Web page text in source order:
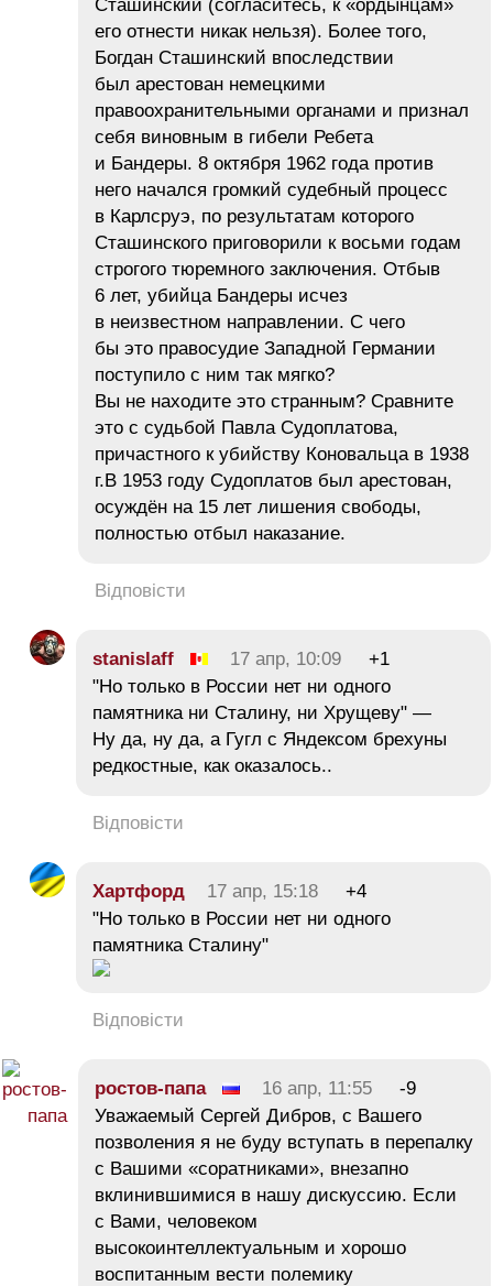
Сташинский (согласитесь, к «ордынцам»
его отнести никак нельзя). Более того,
Богдан Сташинский впоследствии
был арестован немецкими
правоохранительными органами и признал
себя виновным в гибели Ребета
и Бандеры. 8 октября 1962 года против
него начался громкий судебный процесс
в Карлсруэ, по результатам которого
Сташинского приговорили к восьми годам
строгого тюремного заключения. Отбыв
6 лет, убийца Бандеры исчез
в неизвестном направлении. С чего
бы это правосудие Западной Германии
поступило с ним так мягко?
Вы не находите это странным? Сравните
это с судьбой Павла Судоплатова,
причастного к убийству Коновальца в 1938
г.В 1953 году Судоплатов был арестован,
осуждён на 15 лет лишения свободы,
полностью отбыл наказание.
Відповісти
stanislaff 17 апр, 10:09
+1
"Но только в России нет ни одного
памятника ни Сталину, ни Хрущеву" —
Ну да, ну да, а Гугл с Яндексом брехуны
редкостные, как оказалось..
Відповісти
Хартфорд 17 апр, 15:18
+4
"Но только в России нет ни одного
памятника Сталину"
Відповісти
ростов-папа 16 апр, 11:55
-9
Уважаемый Сергей Дибров, с Вашего
позволения я не буду вступать в перепалку
с Вашими «соратниками», внезапно
вклинившимися в нашу дискуссию. Если
с Вами, человеком
высокоинтеллектуальным и хорошо
воспитанным вести полемику